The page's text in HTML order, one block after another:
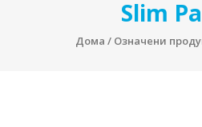
Slim
Дома / Означени